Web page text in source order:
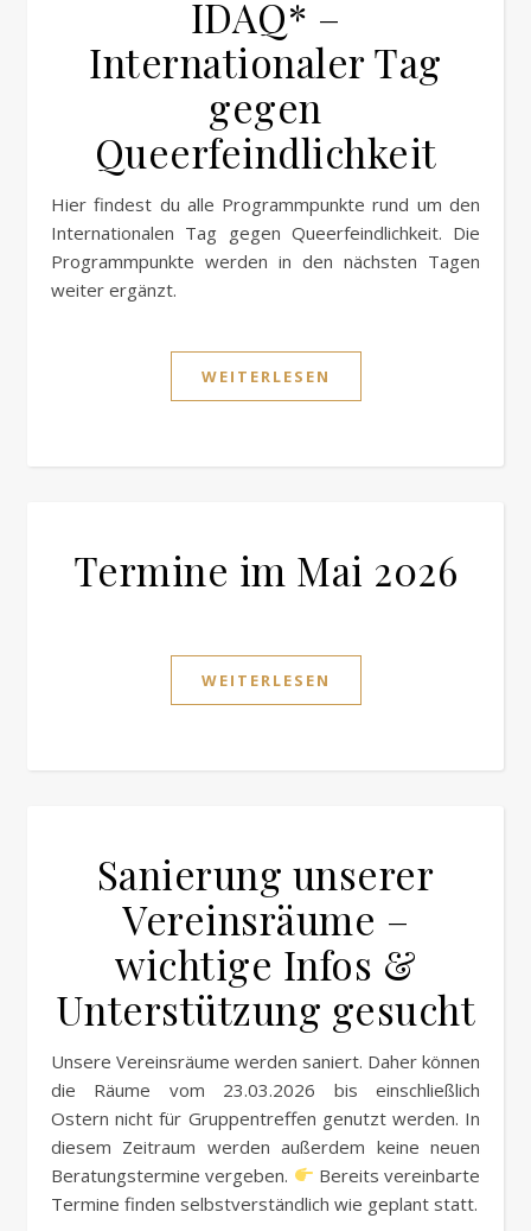
IDAQ* –
Internationaler Tag
gegen
Queerfeindlichkeit
Hier findest du alle Programmpunkte rund um den
Internationalen Tag gegen Queerfeindlichkeit. Die
Programmpunkte werden in den nächsten Tagen
weiter ergänzt.
WEITERLESEN
Termine im Mai 2026
WEITERLESEN
Sanierung unserer
Vereinsräume –
wichtige Infos &
Unterstützung gesucht
Unsere Vereinsräume werden saniert. Daher können
die Räume vom 23.03.2026 bis einschließlich
Ostern nicht für Gruppentreffen genutzt werden. In
diesem Zeitraum werden außerdem keine neuen
Beratungstermine vergeben.
Bereits vereinbarte
Termine finden selbstverständlich wie geplant statt.